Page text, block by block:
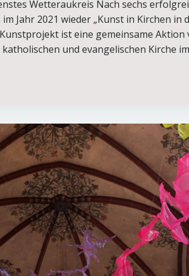
Wetteraukreis Nach sechs
Jahr 2021 wieder „Kunst in Kirchen in
ist eine gemeinsame Aktion
und evangelischen Kirche im